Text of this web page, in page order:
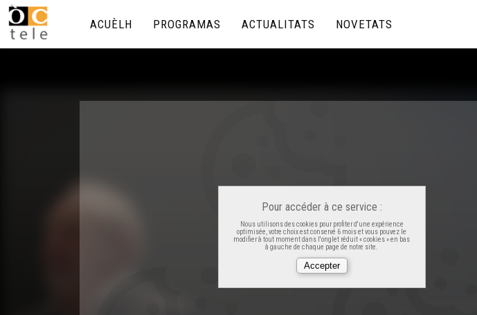
ACUÈLH PROGRAMAS ACTUALITATS NOVETATS
Pour accéder à ce service :
Nous utilisons des cookies pour profiter d'une expérience
optimisée, votre choix est conservé 6 mois et vous pouvez le
modifier à tout moment dans l'onglet réduit « cookies » en bas
à gauche de chaque page de notre site.